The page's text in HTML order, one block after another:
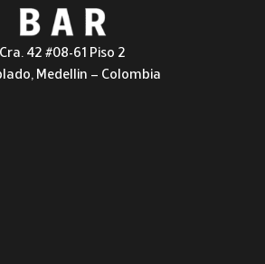
Cra. 42 #08-61 Piso 2
Medellin – Colombia